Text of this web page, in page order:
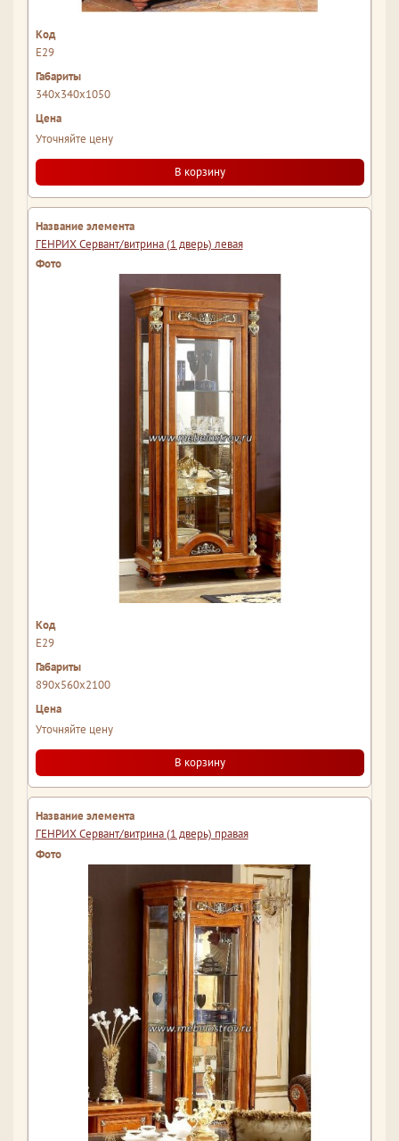
Е29
340x340x1050
Уточняйте цену
В корзину
ГЕНРИХ Сервант/витрина (1 дверь) левая
Е29
890x560x2100
Уточняйте цену
В корзину
ГЕНРИХ Сервант/витрина (1 дверь) правая